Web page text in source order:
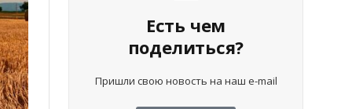
Есть чем
поделиться?
Пришли свою новость на наш e-mail